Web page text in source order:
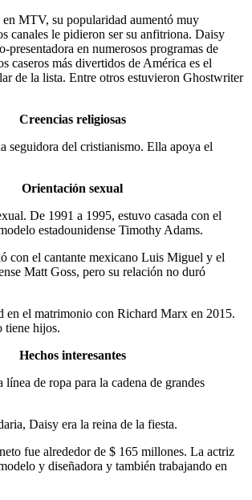
en MTV, su popularidad aumentó muy
canales le pidieron ser su anfitriona. Daisy
presentadora en numerosos programas de
caseros más divertidos de América es el
de la lista. Entre otros estuvieron Ghostwriter
Creencias religiosas
seguidora del cristianismo. Ella apoya el
Orientación sexual
De 1991 a 1995, estuvo casada con el
estadounidense Timothy Adams.
con el cantante mexicano Luis Miguel y el
Matt Goss, pero su relación no duró
en el matrimonio con Richard Marx en 2015.
tiene hijos.
Hechos interesantes
de ropa para la cadena de grandes
Daisy era la reina de la fiesta.
fue alrededor de $ 165 millones. La actriz
y diseñadora y también trabajando en